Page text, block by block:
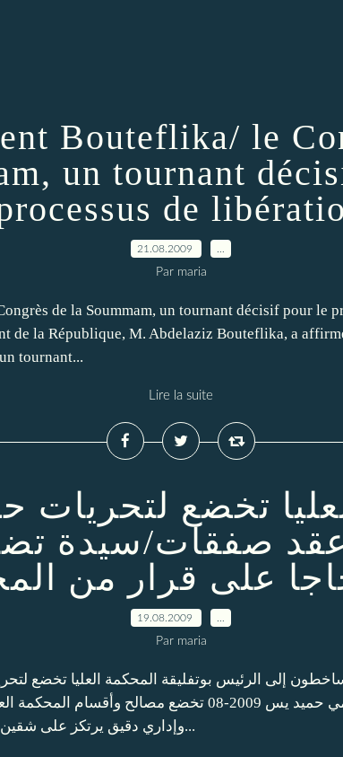
Bouteflika/ le
un tournant
de
21.08.2009
Par maria
de la Soummam, un tournant décisif pour le
de la République, M. Abdelaziz Bouteflika, a
tournant...
Lire la suite
تخضع لتحريات
صفقات/سيدة
على قرار من
19.08.2009
Par maria
إلى الرئيس بوتفليقة المحكمة العليا تخضع
صفقات المصدر الخبر اليومي حميد يس 2009-08 تخضع
وإداري دقيق يرتكز على شقين أساسيين؛ الأول منصبّ على...